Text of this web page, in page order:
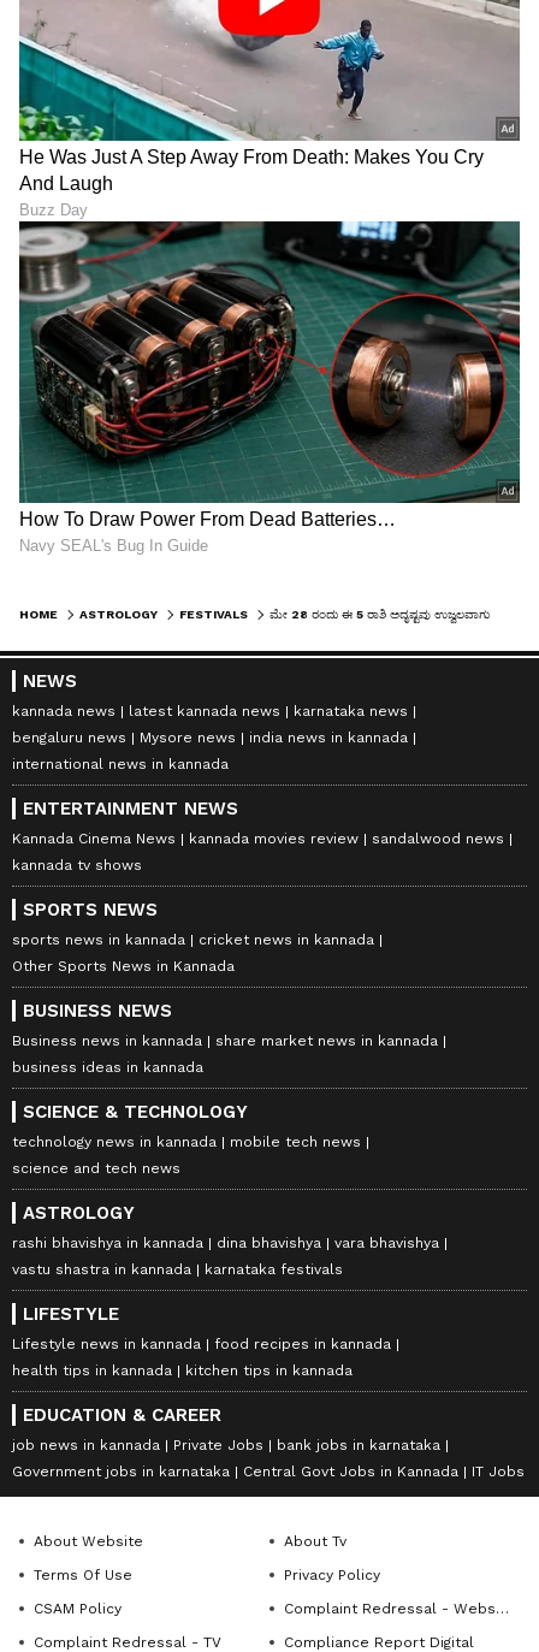
HOME ASTROLOGY FESTIVALS
NEWS
kannada news latest kannada news
karnataka news
bengaluru news
Mysore news
india news in kannada
international news in kannada
ENTERTAINMENT NEWS
Kannada Cinema News kannada movies review
sandalwood news
kannada tv shows
SPORTS NEWS
sports news in kannada
cricket news in kannada
Other Sports News in Kannada
BUSINESS NEWS
Business news in kannada
share market news in kannada
business ideas in kannada
SCIENCE & TECHNOLOGY
technology news in kannada
mobile tech news
science and tech news
ASTROLOGY
rashi bhavishya in kannada dina bhavishya
vara bhavishya
vastu shastra in kannada
karnataka festivals
LIFESTYLE
Lifestyle news in kannada
food recipes in kannada
health tips in kannada
kitchen tips in kannada
EDUCATION & CAREER
job news in kannada Private Jobs
bank jobs in karnataka
Government jobs in karnataka
Central Govt Jobs in Kannada IT Jobs
About Website
About Tv
Terms Of Use
Privacy Policy
CSAM Policy
Complaint Redressal - Website
Complaint Redressal - TV
Compliance Report Digital